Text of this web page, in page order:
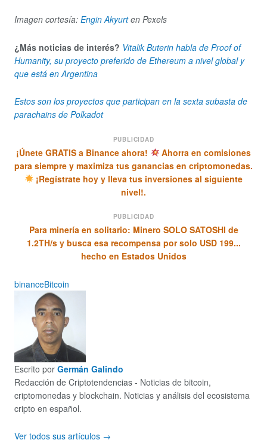
Imagen cortesía: Engin Akyurten Pexels
¿Más noticias de interés? Vitalik Buterin habla de Proof of
Humanity, su proyecto preferido de Ethereum a nivel global y
que está en Argentina
Estos son los proyectos que participan en la sexta subasta de
parachains de Polkadot
PUBLICIDAD
¡Únete GRATIS a Binance ahora!
Ahorra en comisiones
para siempre y maximiza tus ganancias en criptomonedas.
¡Regístrate hoy y lleva tus inversiones al siguiente
nivel!.
PUBLICIDAD
Para minería en solitario: Minero SOLO SATOSHI de
1.2TH/s y busca esa recompensa por solo USD 199...
hecho en Estados Unidos
binanceBitcoin
Escrito por Germán Galindo
Redacción de Criptotendencias - Noticias de bitcoin,
criptomonedas y blockchain. Noticias y análisis del ecosistema
cripto en español.
Ver todos sus artículos →